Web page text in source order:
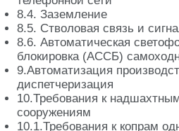
8.4. Заземление
8.5. Стволовая связь и
8.6. Автоматическая
блокировка (АССБ)
9.Автоматизация
диспетчеризация
10.Требования к
сооружениям
10.1.Требования к копрам